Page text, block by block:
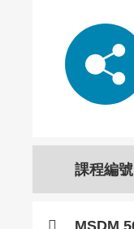
Left
Column
Image
Image
課程編號
MSDM